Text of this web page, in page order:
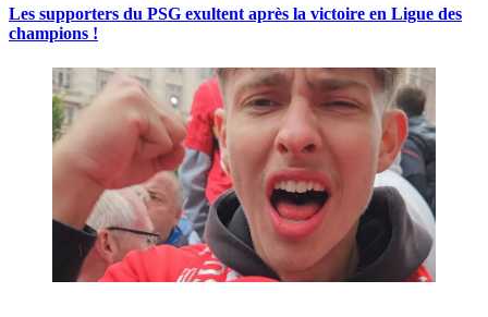
Les supporters du PSG exultent après la victoire en Ligue des
champions !